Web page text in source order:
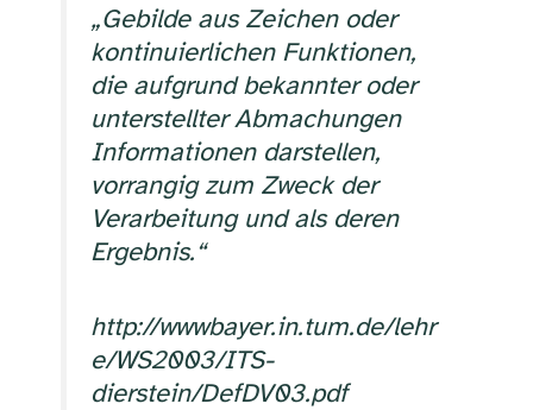
„Gebilde aus Zeichen oder
kontinuierlichen Funktionen,
die aufgrund bekannter oder
unterstellter Abmachungen
Informationen darstellen,
vorrangig zum Zweck der
Verarbeitung und als deren
Ergebnis.“
http://wwwbayer.in.tum.de/lehr
e/WS2003/ITS-
dierstein/DefDV03.pdf